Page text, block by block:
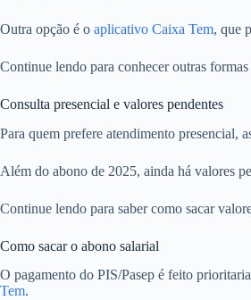
Outra opção é o aplicativo Caixa Tem, que
Continue lendo para conhecer outras
Consulta presencial e valores pendentes
Para quem prefere atendimento presencial,
Além do abono de 2025, ainda há valores
Continue lendo para saber como sacar
Como sacar o abono salarial
O pagamento do PIS/Pasep é feito
Tem.